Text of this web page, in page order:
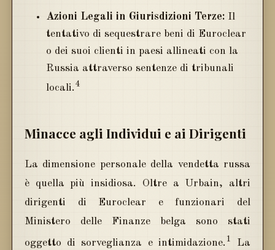
Azioni Legali in Giurisdizioni Terze: Il
tentativo di sequestrare beni di Euroclear
o dei suoi clienti in paesi allineati con la
Russia attraverso sentenze di tribunali
locali. 4
Minacce agli Individui e ai Dirigenti
La dimensione personale della vendetta russa
è quella più insidiosa. Oltre a Urbain, altri
dirigenti di Euroclear e funzionari del
Ministero delle Finanze belga sono stati
oggetto di sorveglianza e intimidazione. 1
La